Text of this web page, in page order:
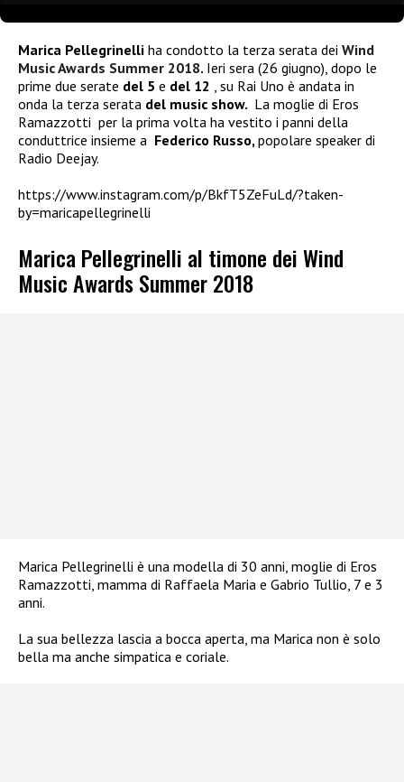
Marica Pellegrinelli ha condotto la terza serata dei Wind
Music Awards Summer 2018. Ieri sera (26 giugno), dopo le
prime due serate del 5 e del 12 , su Rai Uno è andata in
onda la terza serata del music show. La moglie di Eros
Ramazzotti per la prima volta ha vestito i panni della
conduttrice insieme a Federico Russo, popolare speaker di
Radio Deejay.
https://www.instagram.com/p/BkfT5ZeFuLd/?taken-
by=maricapellegrinelli
Marica Pellegrinelli al timone dei Wind
Music Awards Summer 2018
Marica Pellegrinelli è una modella di 30 anni, moglie di Eros
Ramazzotti, mamma di Raffaela Maria e Gabrio Tullio, 7 e 3
anni.
La sua bellezza lascia a bocca aperta, ma Marica non è solo
bella ma anche simpatica e coriale.